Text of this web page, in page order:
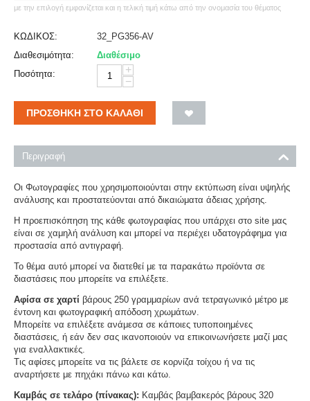
με την επιλογή εμφανίζεται και η τελική τιμή κάτω από την ονομασία του θέματος
ΚΩΔΙΚΟΣ:
32_PG356-AV
Διαθεσιμότητα:
Διαθέσιμο
Ποσότητα:
+
−
ΠΡΟΣΘΉΚΗ ΣΤΟ ΚΑΛΆΘΙ
Περιγραφή
Οι Φωτογραφίες που χρησιμοποιούνται στην εκτύπωση είναι υψηλής
ανάλυσης και προστατεύονται από δικαιώματα άδειας χρήσης.
Η προεπισκόπηση της κάθε φωτογραφίας που υπάρχει στο site μας
είναι σε χαμηλή ανάλυση και μπορεί να περιέχει υδατογράφημα για
προστασία από αντιγραφή.
Το θέμα αυτό μπορεί να διατεθεί με τα παρακάτω προϊόντα σε
διαστάσεις που μπορείτε να επιλέξετε.
Αφίσα σε χαρτί βάρους 250 γραμμαρίων ανά τετραγωνικό μέτρο με
έντονη και φωτογραφική απόδοση χρωμάτων.
Μπορείτε να επιλέξετε ανάμεσα σε κάποιες τυποποιημένες
διαστάσεις, ή εάν δεν σας ικανοποιούν να επικοινωνήσετε μαζί μας
για εναλλακτικές.
Τις αφίσες μπορείτε να τις βάλετε σε κορνίζα τοίχου ή να τις
αναρτήσετε με πηχάκι πάνω και κάτω.
Καμβάς σε τελάρο (πίνακας): Καμβάς βαμβακερός βάρους 320